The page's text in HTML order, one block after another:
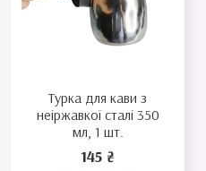
Турка для кави з
неіржавкої сталі 350
мл, 1 шт.
145 ₴